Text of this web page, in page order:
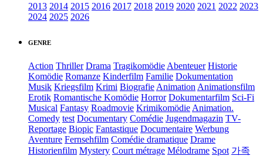
2013 2014 2015 2016 2017 2018 2019 2020 2021 2022 2023
2024 2025 2026
GENRE
Action Thriller Drama Tragikomödie Abenteuer Historie
Komödie Romanze Kinderfilm Familie Dokumentation
Musik Kriegsfilm Krimi Biografie Animation Animationsfilm
Erotik Romantische Komödie Horror Dokumentarfilm Sci-Fi
Musical Fantasy Roadmovie Krimikomödie Animation.
Comedy test Documentary Comédie Jugendmagazin TV-
Reportage Biopic Fantastique Documentaire Werbung
Aventure Fernsehfilm Comédie dramatique Drame
Historienfilm Mystery Court métrage Mélodrame Spot 가족